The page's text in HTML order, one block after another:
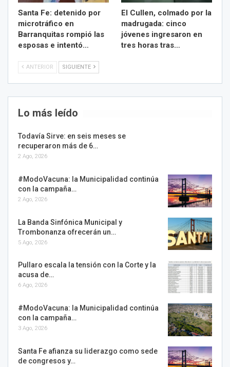
Santa Fe: detenido por
microtráfico en
Barranquitas rompió las
esposas e intentó…
El Cullen, colmado por la
madrugada: cinco
jóvenes ingresaron en
tres horas tras…
ANTERIOR SIGUIENTE
Lo más leído
Todavía Sirve: en seis meses se
recuperaron más de 6…
2 Ago, 2026
#ModoVacuna: la Municipalidad continúa
con la campaña…
2 Ago, 2026
La Banda Sinfónica Municipal y
Trombonanza ofrecerán un…
5 Ago, 2026
Pullaro escala la tensión con la Corte y la
acusa de…
6 Ago, 2026
#ModoVacuna: la Municipalidad continúa
con la campaña…
3 Ago, 2026
Santa Fe afianza su liderazgo como sede
de congresos y…